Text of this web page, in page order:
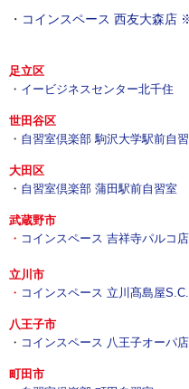
・ コインスペース 西友大森店
足立区
・ イービジネスセンター北千住
世田谷区
・ 自習室倶楽部 駒沢大学駅前自
大田区
・ 自習室倶楽部 蒲田駅前自習室
武蔵野市
・ コインスペース 吉祥寺パルコ
立川市
・ コインスペース 立川髙島屋
八王子市
・ コインスペース 八王子オーパ
町田市